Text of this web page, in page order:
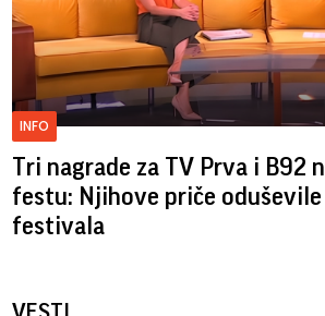
INFO
Tri nagrade za TV Prva i B92
festu: Njihove priče
festivala